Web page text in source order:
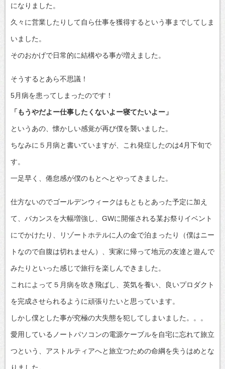
になりました。
久々に営業したりして自ら仕事を獲得するという事までしてしま
いました。
そのおかげで日常的に結構やる事が増えました。
そうするとあら不思議！
5月病を患ってしまったのです！
「もうやだよー仕事したくないよー寝てたいよー」
というあの、懐かしい感覚が再び僕を襲いました。
ちなみに５月病と書いていますが、これ発症したのは4月下旬で
す。
一足早く、倦怠感が僕のもとへとやってきました。
仕方ないのでゴールデンウィークはもともとあった予定に加え
て、バカンスを大幅増強し、GWに開催される某お祭りイベント
にでかけたり、リゾートホテルに人の金で泊まったり（僕はニー
トなので自腹は切れません）、実家に帰って地元の友達と遊んで
みたりといった感じで旅行を楽しんできました。
これによって５月病を吹き飛ばし、英気を養い、良いプロダクト
を完成させられるように頑張りたいと思っています。
しかし僕とした事が究極の大失態を犯してしまいました。。。
愛用しているノートパソコンの電源ケーブルを自宅に忘れて旅立
つという、アストルティアへと旅立つための命綱を失うはめとな